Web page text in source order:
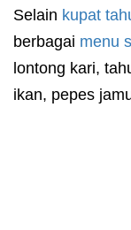
Selain kupat
berbagai menu
lontong kari,
ikan, pepes